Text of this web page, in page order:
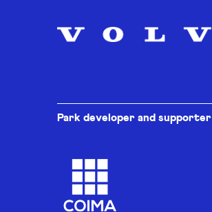
Park developer and supporter